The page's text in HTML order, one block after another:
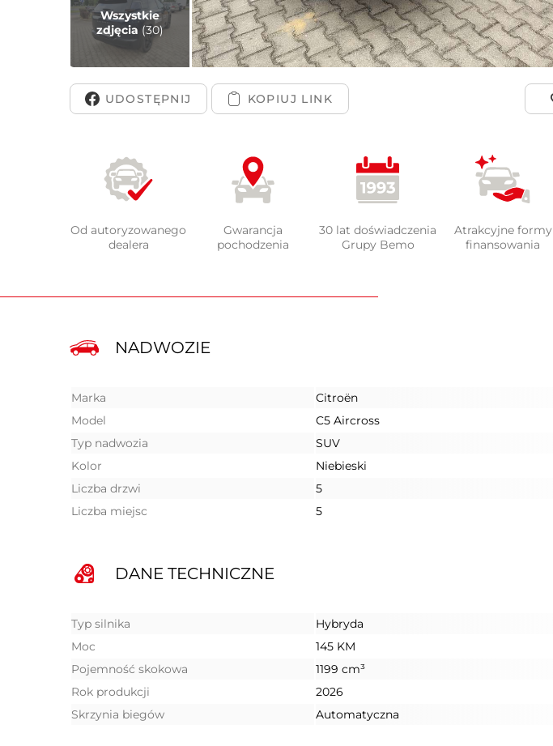
Wszystkie
zdjęcia (30)
UDOSTĘPNIJ
Od autoryzowanego
dealera
Gwarancja
pochodzenia
30 lat doświadczenia
Grupy Bemo
Atrakcyjne formy
finansowania
NADWOZIE
Marka
Citroën
Model
C5 Aircross
Typ nadwozia
SUV
Kolor
Niebieski
Liczba drzwi
5
Liczba miejsc
5
DANE TECHNICZNE
Typ silnika
Hybryda
Moc
145 KM
Pojemność skokowa
1199 cm³
Rok produkcji
2026
Skrzynia biegów
Automatyczna